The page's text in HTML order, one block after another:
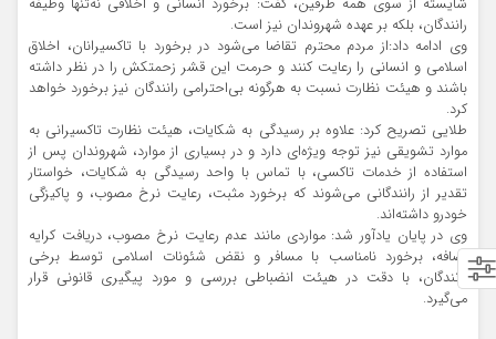
شایسته از سوی همه طرفین، گفت: برخورد انسانی و اخلاقی نه‌تنها وظیفه
رانندگان، بلکه بر عهده شهروندان نیز است.
وی ادامه داد:از مردم محترم تقاضا می‌شود در برخورد با تاکسیرانان، اخلاق
اسلامی و انسانی را رعایت کنند و حرمت این قشر زحمتکش را در نظر داشته
باشند و هیئت نظارت نسبت به هرگونه بی‌احترامی رانندگان نیز برخورد خواهد
کرد.
طلایی تصریح کرد: علاوه بر رسیدگی به شکایات، هیئت نظارت تاکسیرانی به
موارد تشویقی نیز توجه ویژه‌ای دارد و در بسیاری از موارد، شهروندان پس از
استفاده از خدمات تاکسی، با تماس با واحد رسیدگی به شکایات، خواستار
تقدیر از رانندگانی می‌شوند که برخورد مثبت، رعایت نرخ مصوب، و پاکیزگی
خودرو داشته‌اند.
وی در پایان یادآور شد: مواردی مانند عدم رعایت نرخ مصوب، دریافت کرایه
اضافه، برخورد نامناسب با مسافر و نقض شئونات اسلامی توسط برخی
رانندگان، با دقت در هیئت انضباطی بررسی و مورد پیگیری قانونی قرار
می‌گیرد.